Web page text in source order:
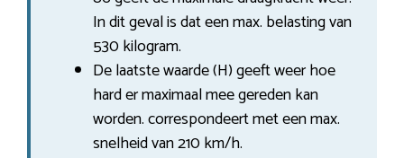
In dit geval is dat een max. belasting van
530 kilogram.
De laatste waarde (H) geeft weer hoe
hard er maximaal mee gereden kan
worden. correspondeert met een max.
snelheid van 210 km/h.